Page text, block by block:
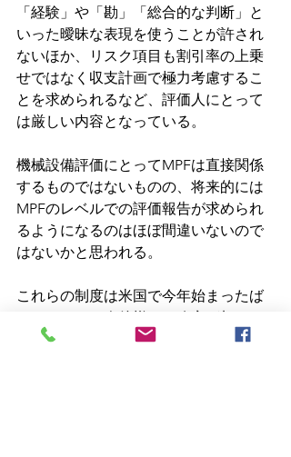
「経験」や「勘」「総合的な判断」と
いった曖昧な表現を使うことが許され
ないほか、リスク項目も割引率の上乗
せではなく収支計画で極力考慮するこ
とを求められるなど、評価人にとって
は厳しい内容となっている。
機械設備評価にとってMPFは直接関係
するものではないものの、将来的には
MPFのレベルでの評価報告が求められ
るようになるのはほぼ間違いないので
はないかと思われる。
これらの制度は米国で今年始まったば
かりであり、今後様々な改定が加えら
れるはずだから、他分野の話と聞き流